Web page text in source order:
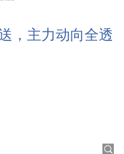
，主力动向全透